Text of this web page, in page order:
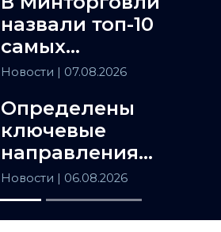
назвали топ-10
самых
популярных
Казахстане
Новости | 07.08.2026
Определены
ключевые
направления
сотрудничества
Астаны и
Ташкента
Новости | 06.08.2026